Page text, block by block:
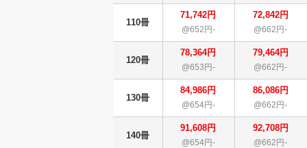
110冊
71,742円
@652円-
72,842円
@662円-
120冊
78,364円
@653円-
79,464円
@662円-
130冊
84,986円
@654円-
86,086円
@662円-
140冊
91,608円
@654円-
92,708円
@662円-